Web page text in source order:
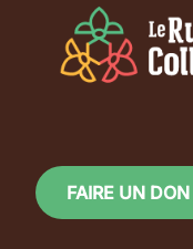
content
FAIRE UN DON